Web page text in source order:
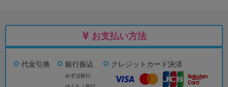
お支払い方法
代金引換 銀行振込
みずほ銀行、
クレジットカード決済